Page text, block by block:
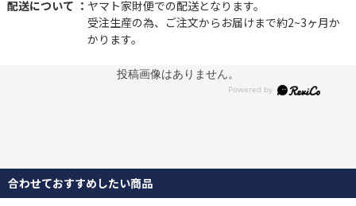
自然体でくつろぐ一台
をしたり。好みの角度にリクライニングして横になったり。どんな
姿勢でも窮屈さを感じさせない、自然と身を預けたくなる一台で
配送について ： ヤマト家財便での配送となります。
受注生産の為、ご注文からお届けまで約2~3ヶ月か
かります。
投稿画像はありません。
合わせておすすめしたい商品